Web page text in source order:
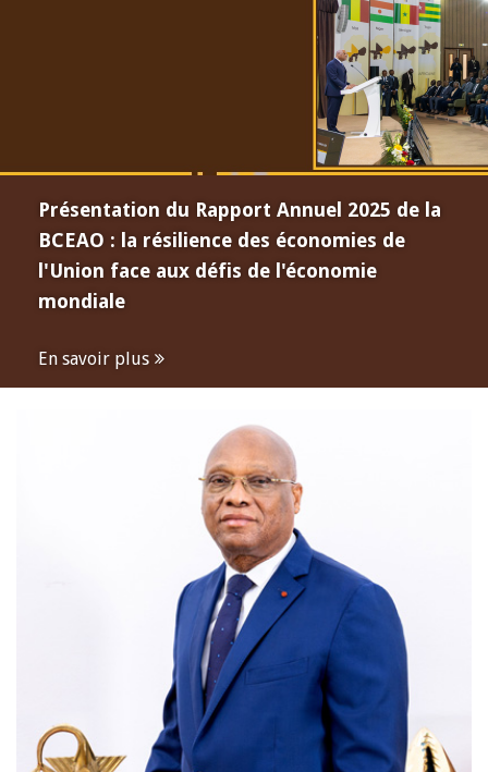
Présentation du Rapport Annuel 2025 de la
BCEAO : la résilience des économies de
l'Union face aux défis de l'économie
mondiale
En savoir plus